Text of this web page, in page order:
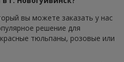
вы можете заказать у нас
решение для
тюльпаны, розовые или